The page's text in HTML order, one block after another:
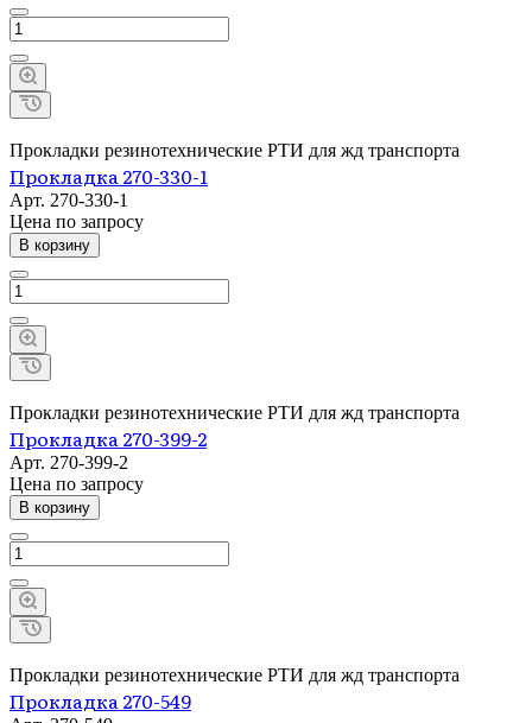
Прокладки резинотехнические РТИ для жд транспорта
Прокладка 270-330-1
Арт. 270-330-1
Цена по запросу
В корзину
Прокладки резинотехнические РТИ для жд транспорта
Прокладка 270-399-2
Арт. 270-399-2
Цена по запросу
В корзину
Прокладки резинотехнические РТИ для жд транспорта
Прокладка 270-549